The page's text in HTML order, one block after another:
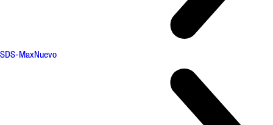
SDS-MaxNuevo